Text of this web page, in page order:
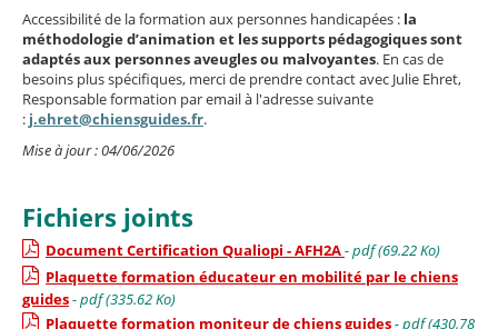
Accessibilité de la formation aux personnes handicapées : la
méthodologie d’animation et les supports pédagogiques sont
adaptés aux personnes aveugles ou malvoyantes. En cas de
besoins plus spécifiques, merci de prendre contact avec Julie Ehret,
Responsable formation par email à l'adresse suivante
: j.ehret@chiensguides.fr.
Mise à jour : 04/06/2026
Fichiers joints
Document Certification Qualiopi - AFH2A- pdf (69.22 Ko)
Plaquette formation éducateur en mobilité par le chiens
guides- pdf (335.62 Ko)
Plaquette formation moniteur de chiens guides- pdf (430.78